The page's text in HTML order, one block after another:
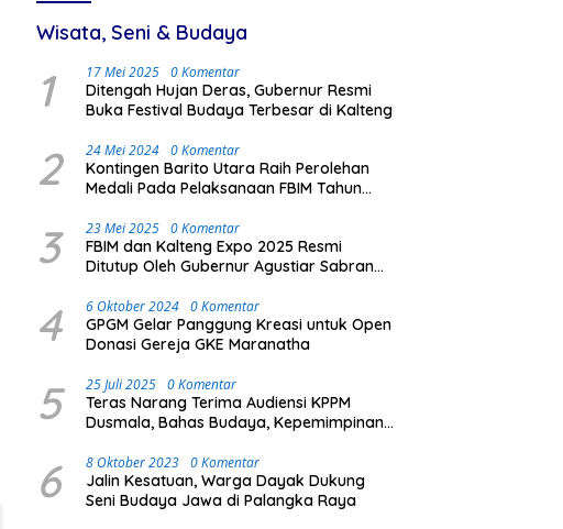
Wisata, Seni & Budaya
1 17 Mei 2025 0 Komentar
Ditengah Hujan Deras, Gubernur Resmi
Buka Festival Budaya Terbesar di Kalteng
2 24 Mei 2024 0 Komentar
Kontingen Barito Utara Raih Perolehan
Medali Pada Pelaksanaan FBIM Tahun
3 23 Mei 2025 0 Komentar
FBIM dan Kalteng Expo 2025 Resmi
Ditutup Oleh Gubernur Agustiar Sabran
Masyarakat
4 6 Oktober 2024 0 Komentar
GPGM Gelar Panggung Kreasi untuk Open
Donasi Gereja GKE Maranatha
5 25 Juli 2025 0 Komentar
Teras Narang Terima Audiensi KPPM
Dusmala, Bahas Budaya, Kepemimpinan,
6 8 Oktober 2023 0 Komentar
Jalin Kesatuan, Warga Dayak Dukung
Seni Budaya Jawa di Palangka Raya